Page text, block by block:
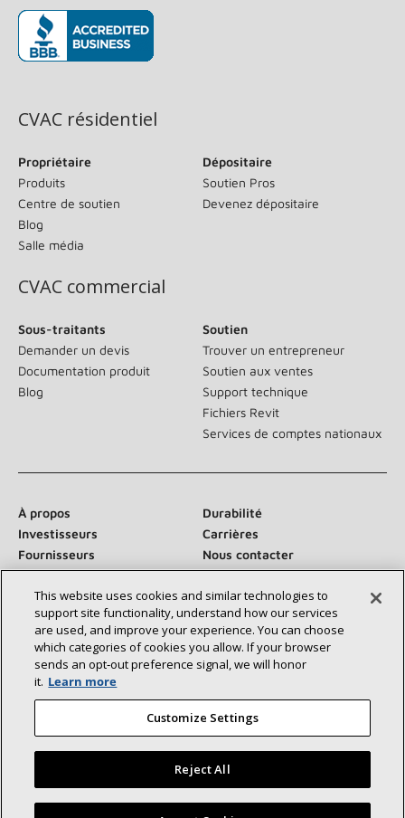
CVAC résidentiel
Propriétaire
Produits
Centre de soutien
Blog
Salle média
Dépositaire
Soutien Pros
Devenez dépositaire
CVAC commercial
Sous-traitants
Demander un devis
Documentation produit
Blog
Soutien
Trouver un entrepreneur
Soutien aux ventes
Support technique
Fichiers Revit
Services de comptes nationaux
À propos
Durabilité
Investisseurs
Carrières
Fournisseurs
Nous contacter
Salle de presse
Communiquez avec nous :
©2026 Lennox International Inc.
Déclaration d’accessibilité
Confidentialité
This website uses cookies and similar technologies to
support site functionality, understand how our services
are used, and improve your experience. You can choose
which categories of cookies you allow. If your browser
sends an opt‑out preference signal, we will honor
it. Learn more
Customize Settings
Reject All